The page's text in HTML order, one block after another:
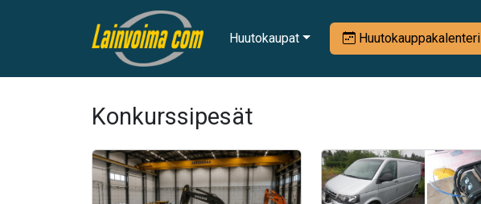
Huutokaupat Huutokauppakalenteri
Konkurssipesät